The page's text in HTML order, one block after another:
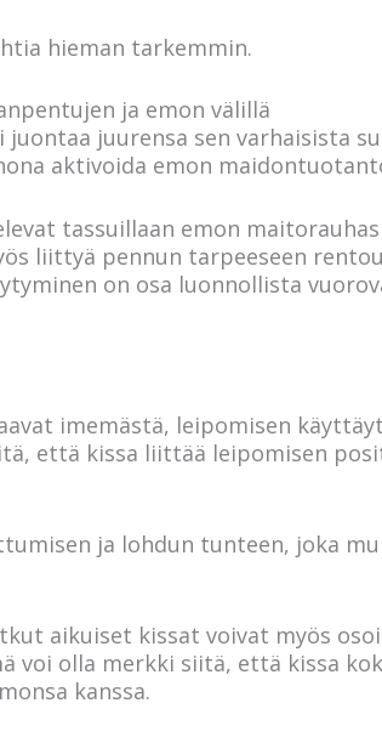
hieman tarkemmin.
ja emon välillä
juurensa sen varhaisista
aktivoida emon
tassuillaan emon
liittyä pennun tarpeeseen
on osa luonnollista
imemästä, leipomisen
että kissa liittää leipomisen
ja lohdun tunteen, joka
aikuiset kissat voivat myös
voi olla merkki siitä, että kissa
kanssa.